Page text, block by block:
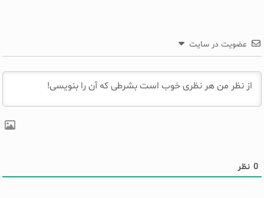
عضویت در سایت
0 نظر